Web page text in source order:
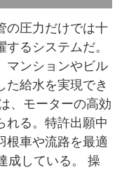
の圧力だけでは十
るシステムだ。
マンションやビル
た給水を実現でき
、モーターの高効
れる。特許出願中
根車や流路を最適
成している。 操